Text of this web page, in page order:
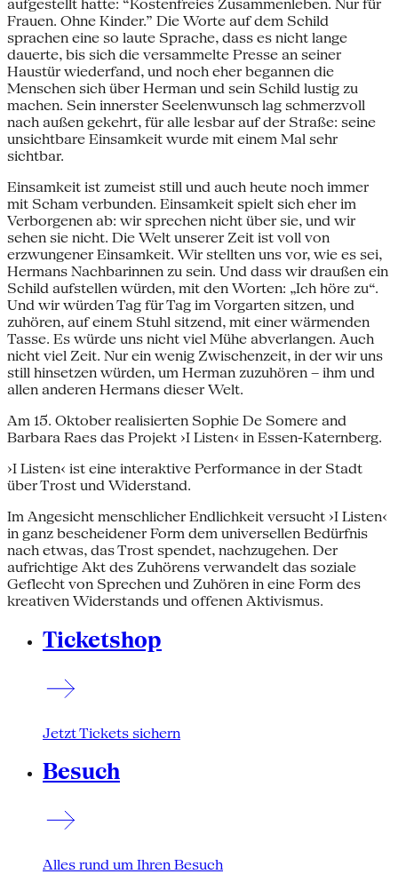
aufgestellt hatte: “Kostenfreies Zusammenleben. Nur für
Frauen. Ohne Kinder.” Die Worte auf dem Schild
sprachen eine so laute Sprache, dass es nicht lange
dauerte, bis sich die versammelte Presse an seiner
Haustür wiederfand, und noch eher begannen die
Menschen sich über Herman und sein Schild lustig zu
machen. Sein innerster Seelenwunsch lag schmerzvoll
nach außen gekehrt, für alle lesbar auf der Straße: seine
unsichtbare Einsamkeit wurde mit einem Mal sehr
sichtbar.
Einsamkeit ist zumeist still und auch heute noch immer
mit Scham verbunden. Einsamkeit spielt sich eher im
Verborgenen ab: wir sprechen nicht über sie, und wir
sehen sie nicht. Die Welt unserer Zeit ist voll von
erzwungener Einsamkeit. Wir stellten uns vor, wie es sei,
Hermans Nachbarinnen zu sein. Und dass wir draußen ein
Schild aufstellen würden, mit den Worten: „Ich höre zu“.
Und wir würden Tag für Tag im Vorgarten sitzen, und
zuhören, auf einem Stuhl sitzend, mit einer wärmenden
Tasse. Es würde uns nicht viel Mühe abverlangen. Auch
nicht viel Zeit. Nur ein wenig Zwischenzeit, in der wir uns
still hinsetzen würden, um Herman zuzuhören – ihm und
allen anderen Hermans dieser Welt.
Am 15. Oktober realisierten Sophie De Somere and
Barbara Raes das Projekt ›I Listen‹ in Essen-Katernberg.
›I Listen‹ ist eine interaktive Performance in der Stadt
über Trost und Widerstand.
Im Angesicht menschlicher Endlichkeit versucht ›I Listen‹
in ganz bescheidener Form dem universellen Bedürfnis
nach etwas, das Trost spendet, nachzugehen. Der
aufrichtige Akt des Zuhörens verwandelt das soziale
Geflecht von Sprechen und Zuhören in eine Form des
kreativen Widerstands und offenen Aktivismus.
Ticketshop
Jetzt Tickets sichern
Besuch
Alles rund um Ihren Besuch